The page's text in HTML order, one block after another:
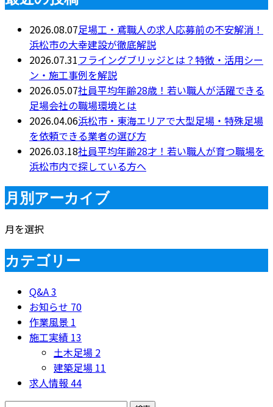
2026.08.07足場工・鳶職人の求人応募前の不安解消！
浜松市の大幸建設が徹底解説
2026.07.31フライングブリッジとは？特徴・活用シー
ン・施工事例を解説
2026.05.07社員平均年齢28歳！若い職人が活躍できる
足場会社の職場環境とは
2026.04.06浜松市・東海エリアで大型足場・特殊足場
を依頼できる業者の選び方
2026.03.18社員平均年齢28才！若い職人が育つ職場を
浜松市内で探している方へ
月別アーカイブ
月を選択
カテゴリー
Q&A3
お知らせ 70
作業風景 1
施工実績 13
土木足場 2
建築足場 11
求人情報 44